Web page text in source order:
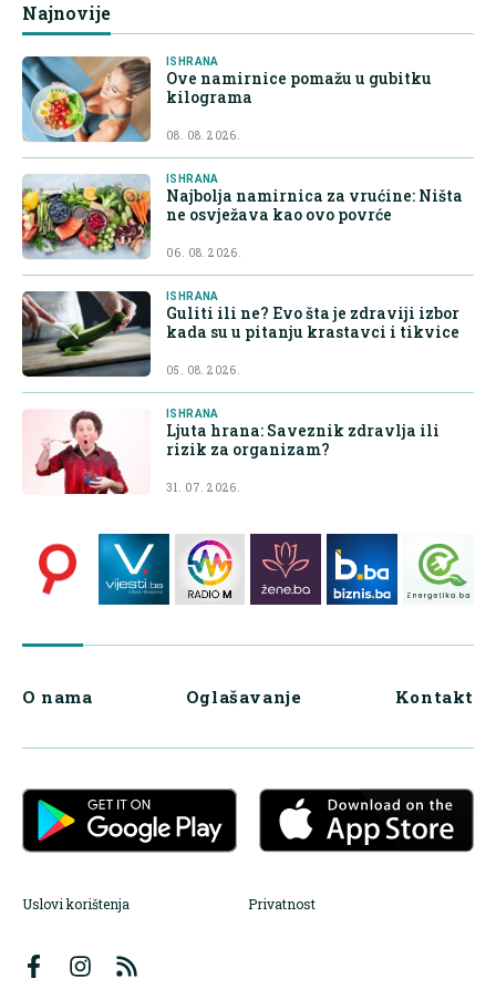
Najnovije
ISHRANA
Ove namirnice pomažu u gubitku
kilograma
08. 08. 2026.
ISHRANA
Najbolja namirnica za vrućine: Ništa
ne osvježava kao ovo povrće
06. 08. 2026.
ISHRANA
Guliti ili ne? Evo šta je zdraviji izbor
kada su u pitanju krastavci i tikvice
05. 08. 2026.
ISHRANA
Ljuta hrana: Saveznik zdravlja ili
rizik za organizam?
31. 07. 2026.
O nama Oglašavanje Kontakt
Uslovi korištenja Privatnost